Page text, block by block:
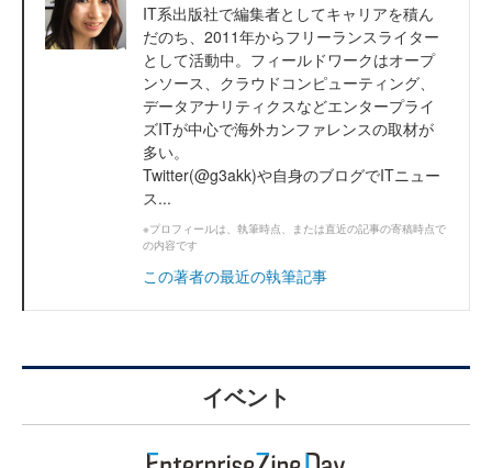
IT系出版社で編集者としてキャリアを積ん
だのち、2011年からフリーランスライター
として活動中。フィールドワークはオープ
ンソース、クラウドコンピューティング、
データアナリティクスなどエンタープライ
ズITが中心で海外カンファレンスの取材が
多い。
Twitter(@g3akk)や自身のブログでITニュー
ス...
※プロフィールは、執筆時点、または直近の記事の寄稿時点で
の内容です
この著者の最近の執筆記事
イベント